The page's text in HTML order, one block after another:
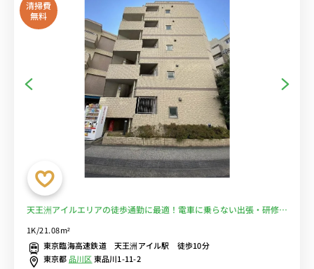
清掃費
無料
天王洲アイルエリアの徒歩通勤に最適！電車に乗らない出張・研修も
1K/21.08m²
東京臨海高速鉄道 天王洲アイル駅 徒歩10分
東京都品川区東品川1-11-2